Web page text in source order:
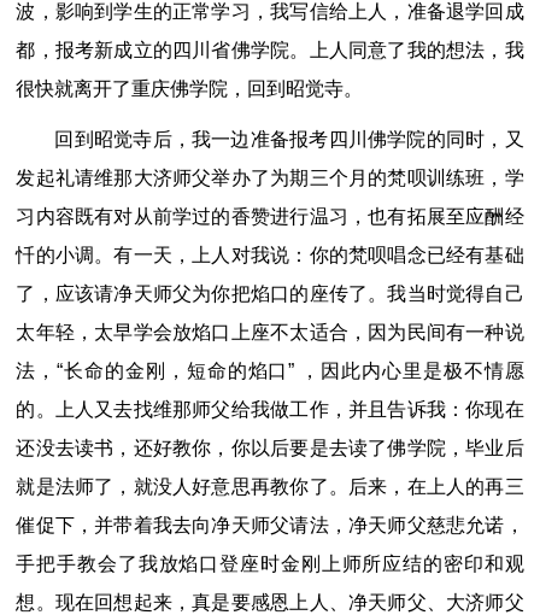
波，影响到学生的正常学习，我写信给上人，准备退学回成
都，报考新成立的四川省佛学院。上人同意了我的想法，我
很快就离开了重庆佛学院，回到昭觉寺。
回到昭觉寺后，我一边准备报考四川佛学院的同时，又
发起礼请维那大济师父举办了为期三个月的梵呗训练班，学
习内容既有对从前学过的香赞进行温习，也有拓展至应酬经
忏的小调。有一天，上人对我说：你的梵呗唱念已经有基础
了，应该请净天师父为你把焰口的座传了。我当时觉得自己
太年轻，太早学会放焰口上座不太适合，因为民间有一种说
法，“长命的金刚，短命的焰口” ，因此内心里是极不情愿
的。上人又去找维那师父给我做工作，并且告诉我：你现在
还没去读书，还好教你，你以后要是去读了佛学院，毕业后
就是法师了，就没人好意思再教你了。后来，在上人的再三
催促下，并带着我去向净天师父请法，净天师父慈悲允诺，
手把手教会了我放焰口登座时金刚上师所应结的密印和观
想。现在回想起来，真是要感恩上人、净天师父、大济师父